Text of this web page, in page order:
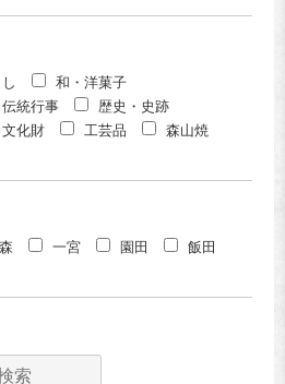
和・洋菓子
伝統行事
歴史・史跡
文化財 工芸品
森山焼
森 一宮 園田
飯田